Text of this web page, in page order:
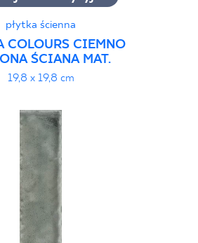
płytka ścienna
COLOURS CIEMNO
ŚCIANA MAT.
19,8 x 19,8 cm